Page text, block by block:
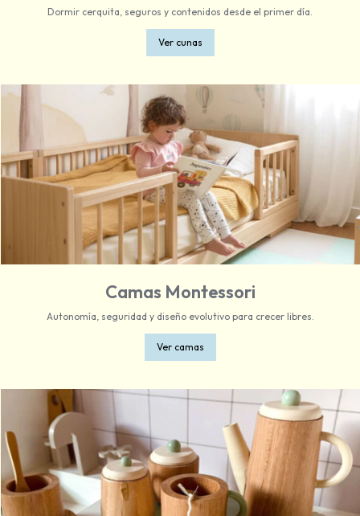
Dormir cerquita, seguros y contenidos desde el primer día.
Ver cunas
Camas Montessori
Autonomía, seguridad y diseño evolutivo para crecer libres.
Ver camas